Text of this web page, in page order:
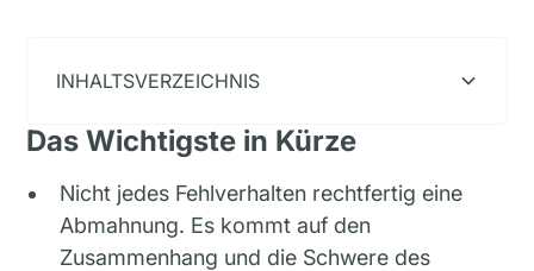
INHALTSVERZEICHNIS
Heading 2
Das Wichtigste in Kürze
Nicht jedes Fehlverhalten rechtfertig eine
Abmahnung. Es kommt auf den
Zusammenhang und die Schwere des